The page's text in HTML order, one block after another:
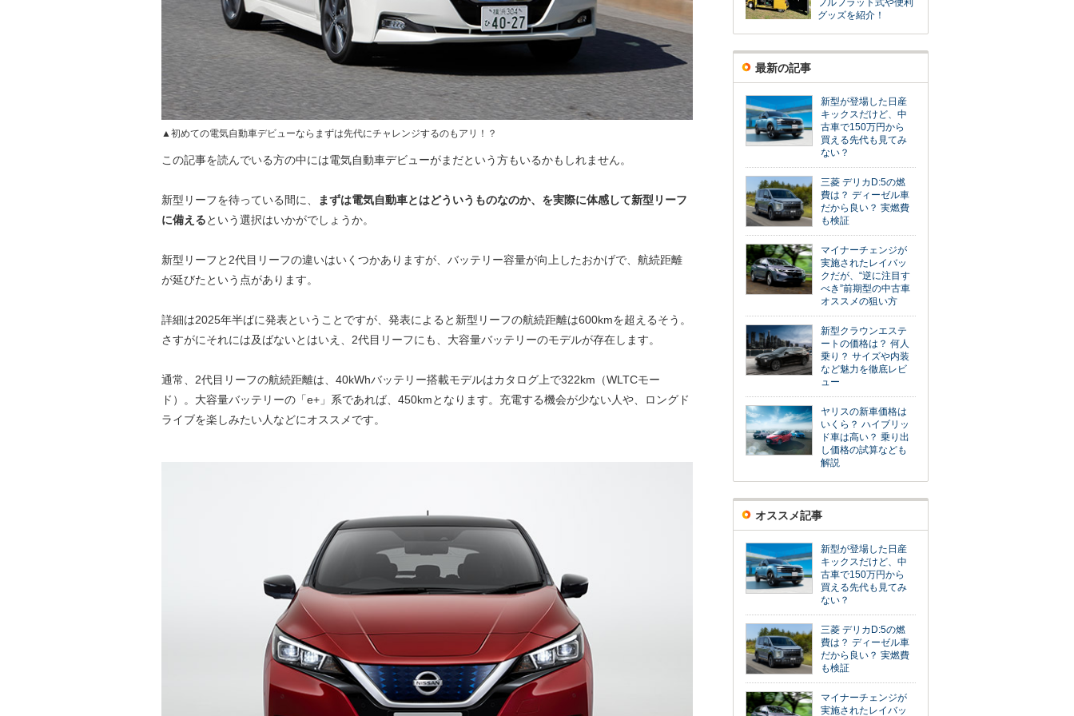
▲初めての電気自動車デビューならまずは先代にチャレンジするのもアリ！？
この記事を読んでいる方の中には電気自動車デビューがまだという方もいるかもしれません。
新型リーフを待っている間に、
まずは電気自動車とはどういうものなのか、を実際に体感して新型リーフ
に備えるという選択はいかがでしょうか。
新型リーフと2代目リーフの違いはいくつかありますが、バッテリー容量が向上したおかげで、航続距離
が延びたという点があります。
詳細は2025年半ばに発表ということですが、発表によると新型リーフの航続距離は600kmを超えるそう。
さすがにそれには及ばないとはいえ、2代目リーフにも、大容量バッテリーのモデルが存在します。
通常、2代目リーフの航続距離は、40kWhバッテリー搭載モデルはカタログ上で322km（WLTCモー
ド）。大容量バッテリーの「e+」系であれば、450kmとなります。充電する機会が少ない人や、ロングド
ライブを楽しみたい人などにオススメです。
フルフラット式や便利
グッズを紹介！
最新の記事
新型が登場した日産
キックスだけど、中
古車で150万円から
買える先代も見てみ
ない？
三菱 デリカD:5の燃
費は？ ディーゼル車
だから良い？ 実燃費
も検証
マイナーチェンジが
実施されたレイバッ
クだが、“逆に注目す
べき”前期型の中古車
オススメの狙い方
新型クラウンエステ
ートの価格は？ 何人
乗り？ サイズや内装
など魅力を徹底レビ
ュー
ヤリスの新車価格は
いくら？ ハイブリッ
ド車は高い？ 乗り出
し価格の試算なども
解説
オススメ記事
新型が登場した日産
キックスだけど、中
古車で150万円から
買える先代も見てみ
ない？
三菱 デリカD:5の燃
費は？ ディーゼル車
だから良い？ 実燃費
も検証
マイナーチェンジが
実施されたレイバッ